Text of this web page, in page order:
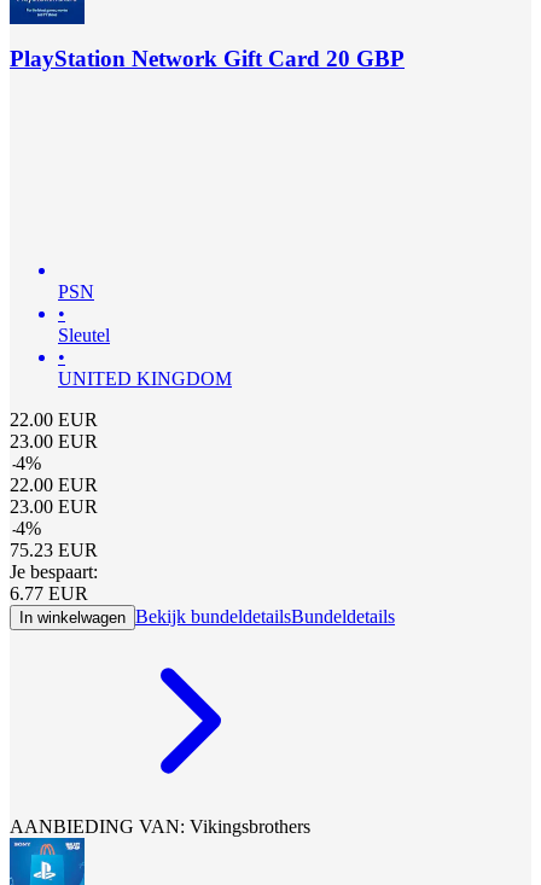
PlayStation Network Gift Card 20 GBP
PSN
•
Sleutel
•
UNITED KINGDOM
22.00 EUR
23.00 EUR
-4%
22.00 EUR
23.00 EUR
-4%
75.23 EUR
Je bespaart:
6.77 EUR
In winkelwagen Bekijk bundeldetailsBundeldetails
AANBIEDING VAN: Vikingsbrothers